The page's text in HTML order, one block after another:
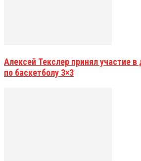
Алексей Текслер принял участие
по баскетболу 3×3